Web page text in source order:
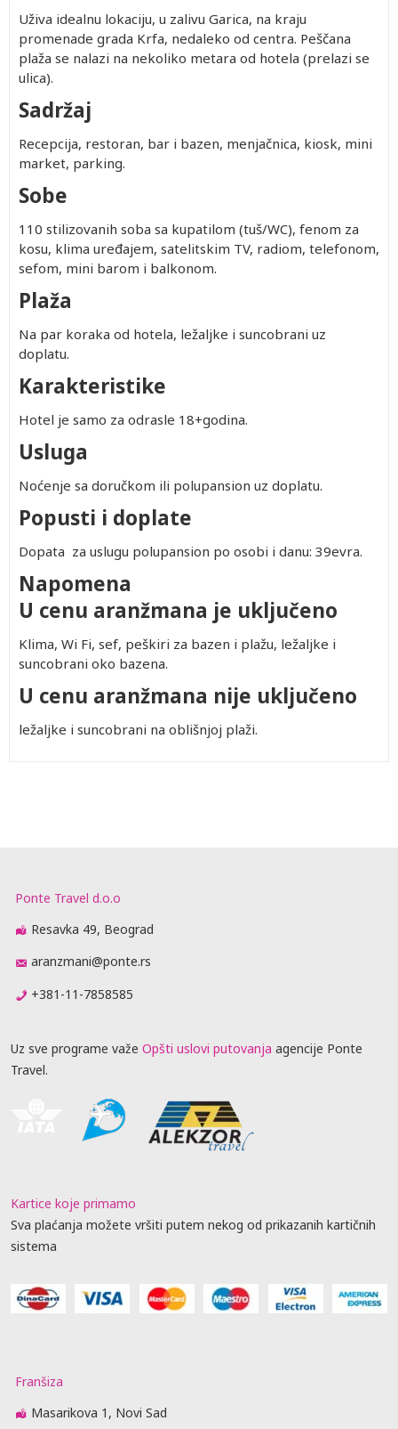
Uživa idealnu lokaciju, u zalivu Garica, na kraju
promenade grada Krfa, nedaleko od centra. Peščana
plaža se nalazi na nekoliko metara od hotela (prelazi se
ulica).
Sadržaj
Recepcija, restoran, bar i bazen, menjačnica, kiosk, mini
market, parking.
Sobe
110 stilizovanih soba sa kupatilom (tuš/WC), fenom za
kosu, klima uređajem, satelitskim TV, radiom, telefonom,
sefom, mini barom i balkonom.
Plaža
Na par koraka od hotela, ležaljke i suncobrani uz
doplatu.
Karakteristike
Hotel je samo za odrasle 18+godina.
Usluga
Noćenje sa doručkom ili polupansion uz doplatu.
Popusti i doplate
Dopata za uslugu polupansion po osobi i danu: 39evra.
Napomena
U cenu aranžmana je uključeno
Klima, Wi Fi, sef, peškiri za bazen i plažu, ležaljke i
suncobrani oko bazena.
U cenu aranžmana nije uključeno
ležaljke i suncobrani na oblišnjoj plaži.
Ponte Travel d.o.o
Resavka 49, Beograd
aranzmani@ponte.rs
+381-11-7858585
Uz sve programe važe Opšti uslovi putovanja agencije Ponte
Travel.
Kartice koje primamo
Sva plaćanja možete vršiti putem nekog od prikazanih kartičnih
sistema
Franšiza
Masarikova 1, Novi Sad